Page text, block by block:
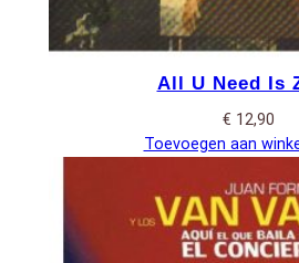
All U Need Is
€ 12,90
Toevoegen aan